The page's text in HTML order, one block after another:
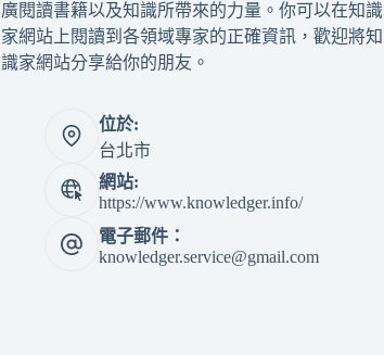
廣閱讀書籍以及知識所帶來的力量。你可以在知識
家網站上閱讀到各領域專家的正確資訊，歡迎將知
識家網站分享給你的朋友。
位於:
台北市
網站:
https://www.knowledger.info/
電子郵件：
knowledger.service@gmail.com